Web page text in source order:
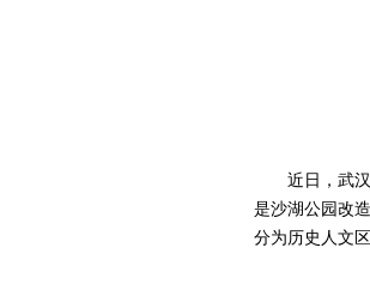
近日，武汉
是沙湖公园改
分为历史人文